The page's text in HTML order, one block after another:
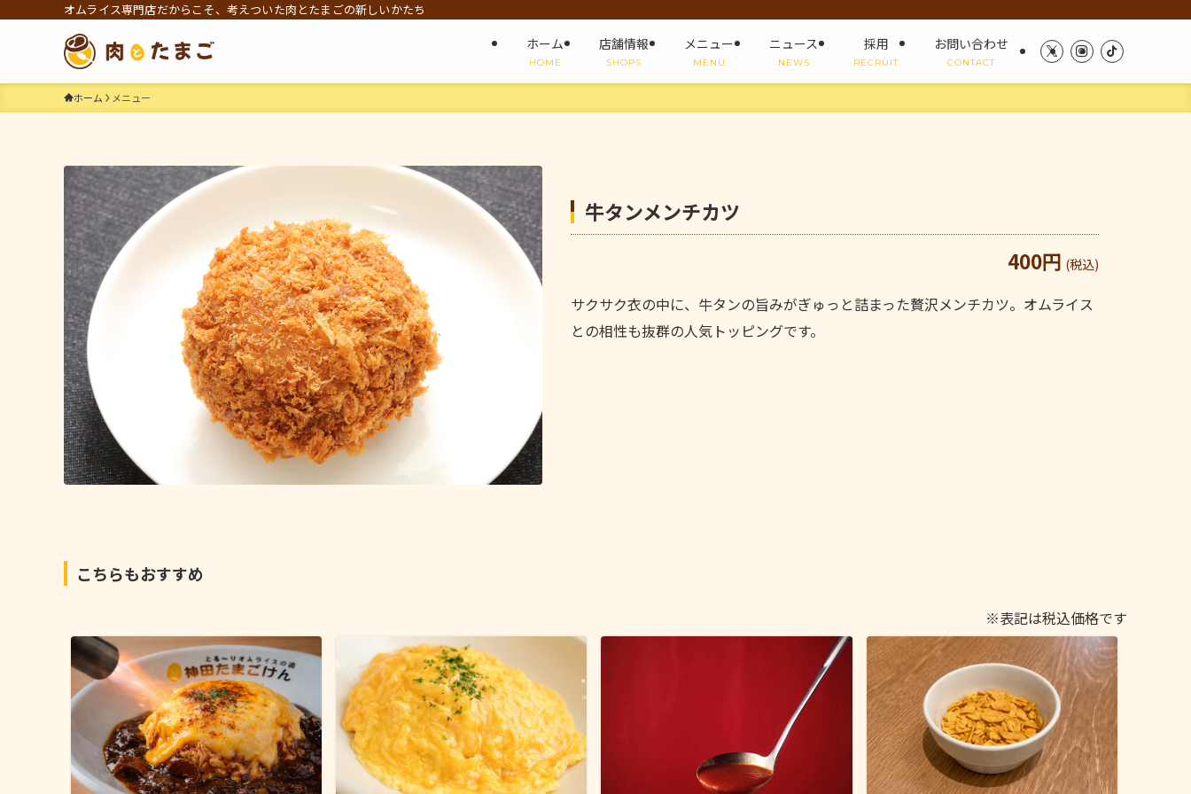
オムライス専門店だからこそ、考えついた肉とたまごの新しいかたち
ホーム
HOME
店舗情報
SHOPS
メニュー
MENU
ニュース
NEWS
採用
RECRUIT
お問い合わせ
CONTACT
ホーム メニュー
牛タンメンチカツ
400円 (税込)
サクサク衣の中に、牛タンの旨みがぎゅっと詰まった贅沢メンチカツ。オムライス
との相性も抜群の人気トッピングです。
こちらもおすすめ
※表記は税込価格です